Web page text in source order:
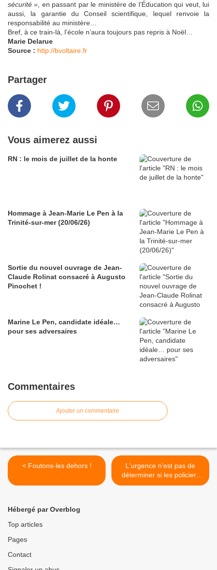
sécurité » , en passant par le ministère de l’Éducation qui veut, lui
aussi, la garantie du Conseil scientifique, lequel renvoie la
responsabilité au ministère…
Bref, à ce train-là, l’école n’aura toujours pas repris à Noël…
Marie Delarue
Source : http://bvoltaire.fr
Partager
Vous aimerez aussi
RN : le mois de juillet de la honte
Hommage à Jean-Marie Le Pen à la
Trinité-sur-mer (20/06/26)
Sortie du nouvel ouvrage de Jean-
Claude Rolinat consacré à Augusto
Pinochet !
Marine Le Pen, candidate idéale…
pour ses adversaires
Commentaires
Ajouter un commentaire
< Foutons-les dehors !
L'urgence n'est pas de
déterminer si les policiers
sont « racistes » >
Hébergé par Overblog
Top articles
Pages
Contact